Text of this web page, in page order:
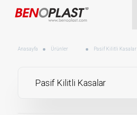
Anasayfa Ürünler Pasif Kilitli Kasalar